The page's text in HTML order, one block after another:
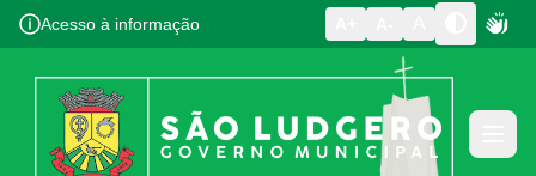
Acesso à informação